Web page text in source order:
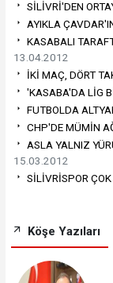
SİLİVRİ'DEN
AYIKLA
KASABALI
13.04.2012
İKİ MAÇ, DÖRT
'KASABA'DA LİG
FUTBOLDA
CHP'DE MÜMİN
ASLA YALNIZ
15.03.2012
SİLİVRİSPOR
Köşe Yazıları